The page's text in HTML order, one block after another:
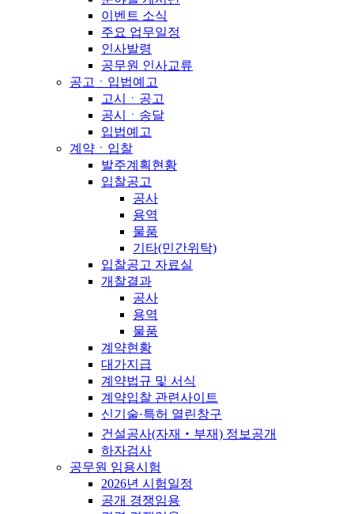
이벤트 소식
주요 업무일정
인사발령
공무원 인사교류
공고ㆍ입법예고
고시ㆍ공고
공시ㆍ송달
입법예고
계약ㆍ입찰
발주계획현황
입찰공고
공사
용역
물품
기타(민간위탁)
입찰공고 자료실
개찰결과
공사
용역
물품
계약현황
대가지급
계약법규 및 서식
계약입찰 관련사이트
신기술·특허 열린창구
건설공사(자재‧부재) 정보공개
하자검사
공무원 임용시험
2026년 시험일정
공개 경쟁임용